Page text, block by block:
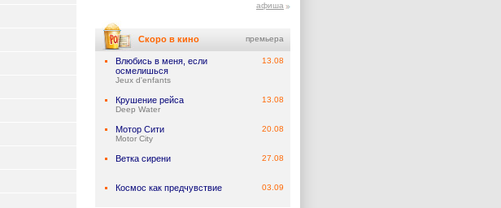
афиша
Скоро в кино премьера
Влюбись в меня, если
осмелишься
Jeux d'enfants
13.08
Крушение рейса
Deep Water
13.08
Мотор Сити
Motor City
20.08
Ветка сирени 27.08
Космос как предчувствие 03.09